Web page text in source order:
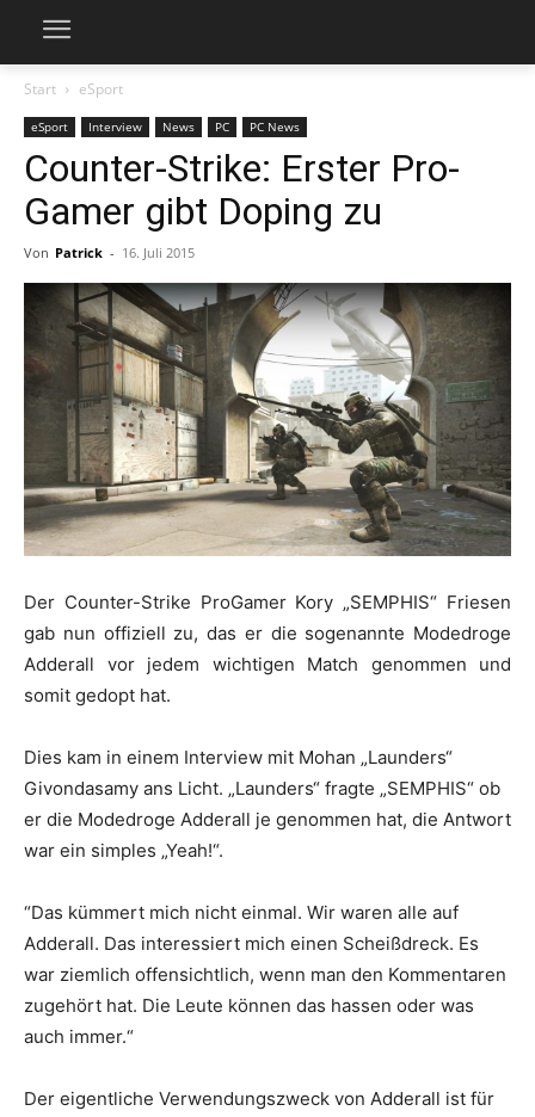
Start eSport
eSport Interview News PC PC News
Counter-Strike: Erster Pro-
Gamer gibt Doping zu
Von Patrick - 16. Juli 2015
Der Counter-Strike ProGamer Kory „SEMPHIS“ Friesen
gab nun offiziell zu, das er die sogenannte Modedroge
Adderall vor jedem wichtigen Match genommen und
somit gedopt hat.
Dies kam in einem Interview mit Mohan „Launders“
Givondasamy ans Licht. „Launders“ fragte „SEMPHIS“ ob
er die Modedroge Adderall je genommen hat, die Antwort
war ein simples „Yeah!“.
“Das kümmert mich nicht einmal. Wir waren alle auf
Adderall. Das interessiert mich einen Scheißdreck. Es
war ziemlich offensichtlich, wenn man den Kommentaren
zugehört hat. Die Leute können das hassen oder was
auch immer.“
Der eigentliche Verwendungszweck von Adderall ist für